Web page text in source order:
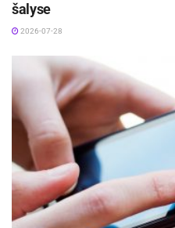
šalyse
2026-07-28